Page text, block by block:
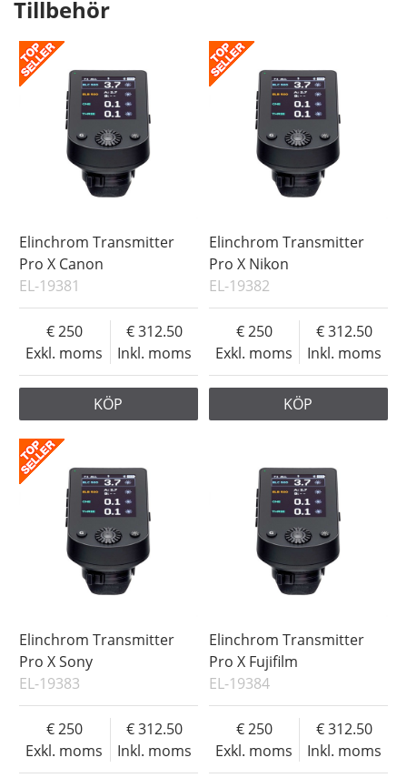
Tillbehör
Elinchrom Transmitter
Pro X Canon
EL-19381
Exkl. moms
250
Inkl. moms
312.50
KÖP
Elinchrom Transmitter
Pro X Nikon
EL-19382
Exkl. moms
250
Inkl. moms
312.50
KÖP
Elinchrom Transmitter
Pro X Sony
EL-19383
Exkl. moms
250
Inkl. moms
312.50
Elinchrom Transmitter
Pro X Fujifilm
EL-19384
Exkl. moms
250
Inkl. moms
312.50